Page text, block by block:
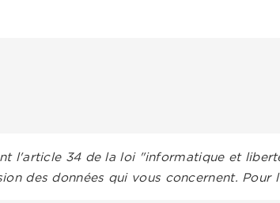
l'article 34 de la loi "informatique et
des données qui vous concernent. Pour